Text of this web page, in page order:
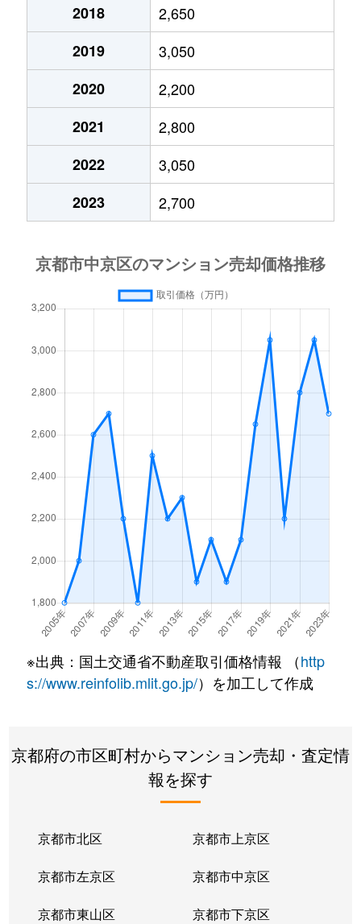
西ノ京南上合町
1,300万円
西ノ京南上合町
1,300万円
西ノ京南上合町
1,700万円
西ノ京南原町
1,600万円
西ノ京南原町
1,700万円
西ノ京両町
1,300万円
壬生相合町
丹波口
5,200万円
二条
二条
壬生天池町
二条
壬生天池町
二条
壬生天池町
二条
壬生賀陽御所町
990万円
大宮(京都)
壬生賀陽御所町
1,800万円
壬生賀陽御所町
3,200万円
大宮(京都)
壬生朱雀町
1,600万円
大宮(京都)
壬生朱雀町
880万円
二条
壬生朱雀町
950万円
二条
4,900万円
壬生辻町
5,100万円
丹波口
壬生西土居ノ内町
1,900万円
西院(阪急)
壬生馬場町
1,000万円
大宮(京都)
2018
2,650
2019
3,050
2020
2,200
2021
2,800
2022
3,050
2023
2,700
※出典：国土交通省不動産取引価格情報 （http
s://www.reinfolib.mlit.go.jp/）を加工して作成
京都府の市区町村からマンション売却・査定情
報を探す
京都市北区 京都市上京区
京都市左京区 京都市中京区
京都市東山区 京都市下京区